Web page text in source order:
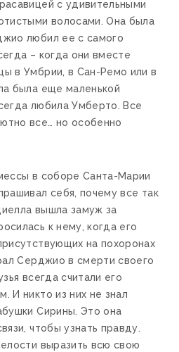
с удивительными
волосами. Она была
любил ее с самого
– когда они вместе
в Умбрии, в Сан-Ремо или в
была еще маленькой
любила Умберто. Все
все… но особенно
в соборе Санта-Марии
себя, почему все так
вышла замуж за
к нему, когда его
на похоронах
Серджио в смерти своего
всегда считали его
И никто из них не знал
Сирины. Это она
чтобы узнать правду.
выразить всю свою